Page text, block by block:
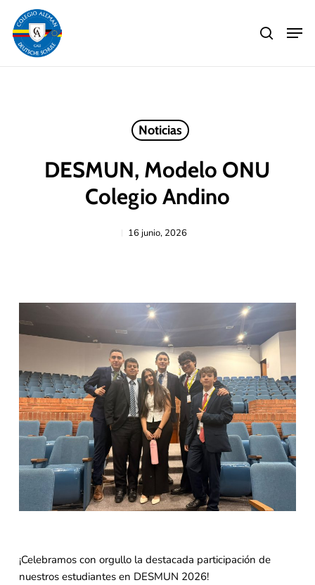
main
content
search
Noticias
DESMUN, Modelo ONU
Colegio Andino
16 junio, 2026
¡Celebramos con orgullo la destacada participación de
nuestros estudiantes en DESMUN 2026!